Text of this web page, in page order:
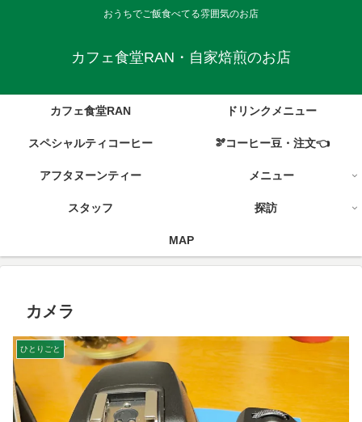
おうちでご飯食べてる雰囲気のお店
カフェ食堂RAN・自家焙煎のお店
カフェ食堂RAN ドリンクメニュー
スペシャルティコーヒー 🫘コーヒー豆・注文👈
アフタヌーンティー メニュー
スタッフ 探訪
MAP
カメラ
ひとりごと